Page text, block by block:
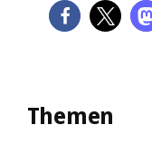
Themen